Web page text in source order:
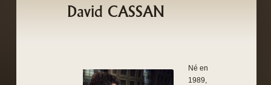
David CASSAN
Né en
1989,